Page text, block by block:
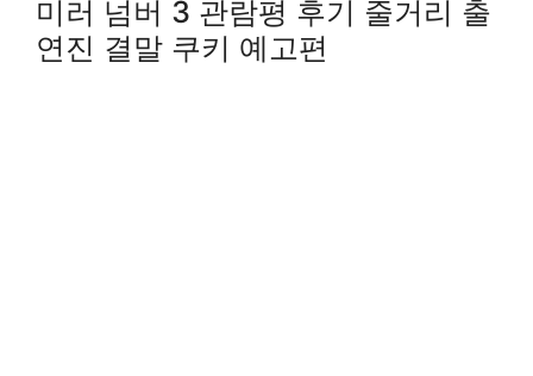
미러 넘버 3 관람평 후기 줄거리 출
연진 결말 쿠키 예고편